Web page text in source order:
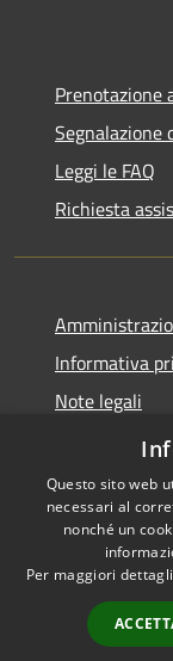
Prenotazione
Segnalazione
Leggi le FAQ
Richiesta
Informativa
Note legali
Accessibilità
Questo sito web
necessari al
nonché un
Per maggiori